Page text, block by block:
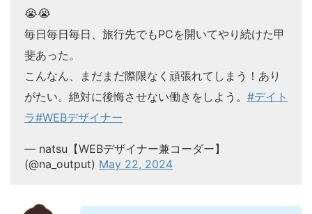
😭😭
毎日毎日毎日、旅行先でもPCを開いてやり続けた甲
斐あった。
こんなん、まだまだ際限なく頑張れてしまう！あり
がたい。絶対に後悔させない働きをしよう。 #デイト
ラ#WEBデザイナー
— natsu【WEBデザイナー兼コーダー】
(@na_output) May 22, 2024